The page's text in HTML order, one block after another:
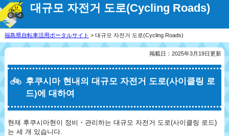
대규모 자전거 도로(Cycling Roads)
福島県自転車活用ポータルサイト > 대규모 자전거 도로(Cycling Roads)
掲載日：2025年3月19日更新
후쿠시마 현내의 대규모 자전거 도로(사이클링 로
드)에 대하여
현재 후쿠시마현이 정비・관리하는 대규모 자전거 도로(사이클링 로드)
는 세 개 있습니다.